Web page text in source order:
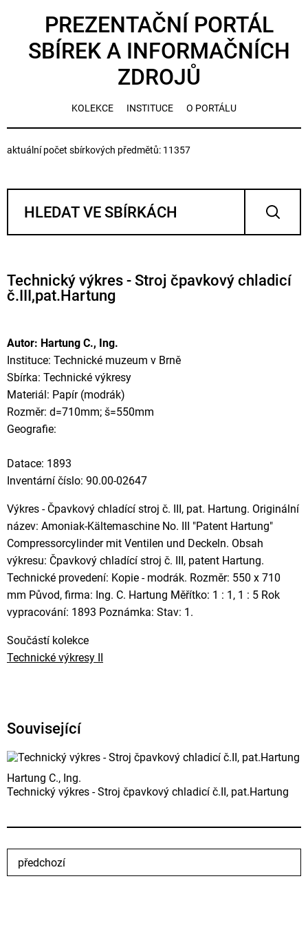
PREZENTAČNÍ PORTÁL
SBÍREK A INFORMAČNÍCH
ZDROJŮ
KOLEKCE INSTITUCE O PORTÁLU
aktuální počet sbírkových předmětů: 11357
Technický výkres - Stroj čpavkový chladicí
č.III,pat.Hartung
Autor: Hartung C., Ing.
Instituce: Technické muzeum v Brně
Sbírka: Technické výkresy
Materiál: Papír (modrák)
Rozměr: d=710mm; š=550mm
Geografie:
Datace: 1893
Inventární číslo: 90.00-02647
Výkres - Čpavkový chladící stroj č. III, pat. Hartung. Originální
název: Amoniak-Kältemaschine No. III "Patent Hartung"
Compressorcylinder mit Ventilen und Deckeln. Obsah
výkresu: Čpavkový chladící stroj č. III, patent Hartung.
Technické provedení: Kopie - modrák. Rozměr: 550 x 710
mm Původ, firma: Ing. C. Hartung Měřítko: 1 : 1, 1 : 5 Rok
vypracování: 1893 Poznámka: Stav: 1.
Součástí kolekce
Technické výkresy II
Související
Hartung C., Ing.
Technický výkres - Stroj čpavkový chladicí č.II, pat.Hartung
předchozí